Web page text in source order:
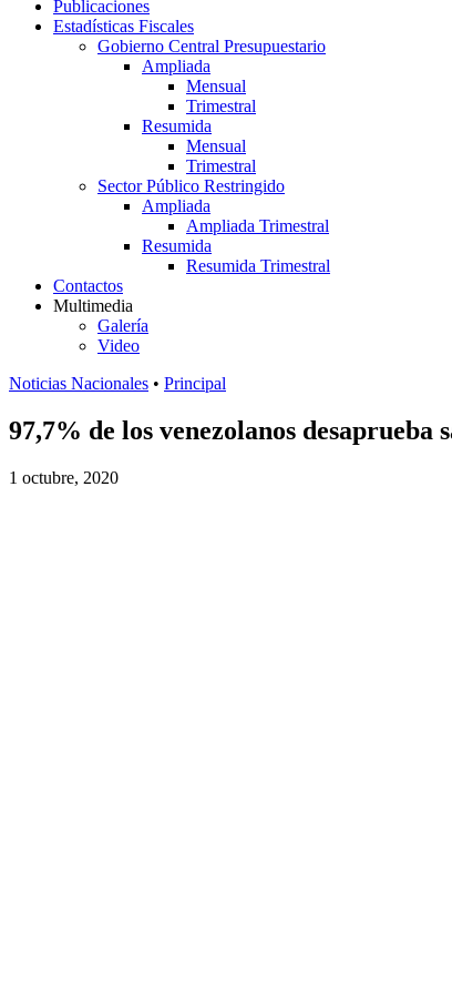
Publicaciones
Estadísticas Fiscales
Gobierno Central Presupuestario
Ampliada
Mensual
Trimestral
Resumida
Mensual
Trimestral
Sector Público Restringido
Ampliada
Ampliada Trimestral
Resumida
Resumida Trimestral
Contactos
Multimedia
Galería
Video
Noticias Nacionales • Principal
97,7% de los venezolanos
1 octubre, 2020